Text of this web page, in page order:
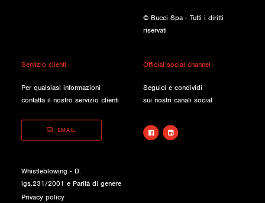
© Bucci Spa - Tutti i diritti
riservati
Servizio clienti
Per qualsiasi informazioni
contatta il nostro servizio clienti
EMAIL
Official social channel
Seguici e condividi
sui nostri canali social
Whistleblowing - D.
lgs.231/2001 e Parità di genere
Privacy policy